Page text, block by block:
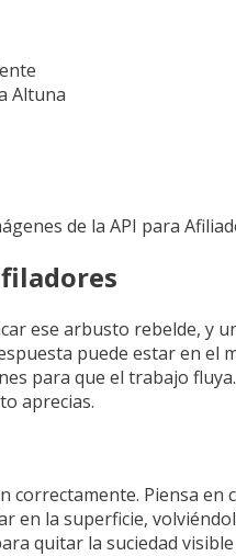
Altuna
de la API para
ese arbusto rebelde, y
puede estar en
para que el trabajo
aprecias.
correctamente. Piensa en
en la superficie,
quitar la suciedad